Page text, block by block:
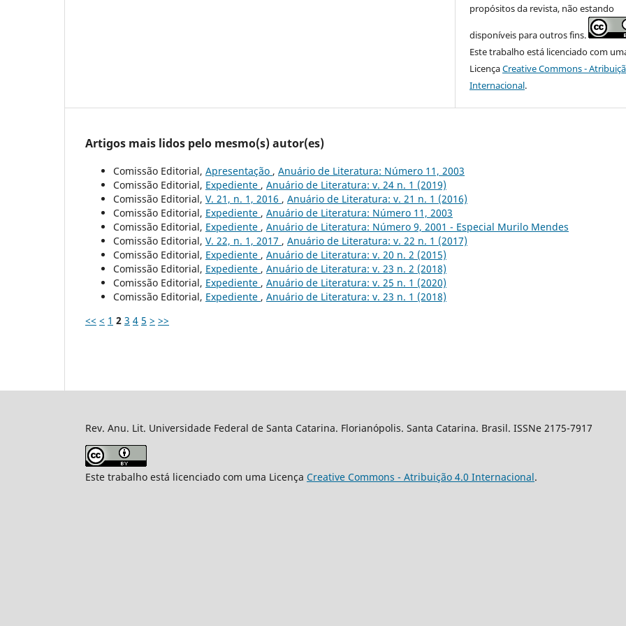
propósitos da revista, não estando
disponíveis para outros fins.
Este trabalho está licenciado com
LicençaCreative Commons -
Internacional.
Artigos mais lidos pelo mesmo(s) autor(es)
Comissão Editorial, Apresentação , Anuário de Literatura: Número 11, 2003
Comissão Editorial, Expediente , Anuário de Literatura: v. 24 n. 1 (2019)
Comissão Editorial, V. 21, n. 1, 2016 , Anuário de Literatura: v. 21 n. 1 (2016)
Comissão Editorial, Expediente , Anuário de Literatura: Número 11, 2003
Comissão Editorial, Expediente , Anuário de Literatura: Número 9, 2001 - Especial Murilo Mendes
Comissão Editorial, V. 22, n. 1, 2017 , Anuário de Literatura: v. 22 n. 1 (2017)
Comissão Editorial, Expediente , Anuário de Literatura: v. 20 n. 2 (2015)
Comissão Editorial, Expediente , Anuário de Literatura: v. 23 n. 2 (2018)
Comissão Editorial, Expediente , Anuário de Literatura: v. 25 n. 1 (2020)
Comissão Editorial, Expediente , Anuário de Literatura: v. 23 n. 1 (2018)
<< < 1 2 3 4 5 > >>
Rev. Anu. Lit. Universidade Federal de Santa Catarina. Florianópolis. Santa Catarina. Brasil. ISSNe 2175-7917
Este trabalho está licenciado com uma Licença Creative Commons - Atribuição 4.0 Internacional.